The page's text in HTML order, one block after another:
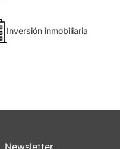
Inversión inmobiliaria
Newsletter